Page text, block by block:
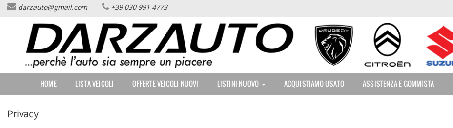
HOME
LISTA VEICOLI
OFFERTE VEICOLI NUOVI
darzauto@gmail.com +39 030 991 4773
HOME LISTA VEICOLI OFFERTE VEICOLI NUOVI LISTINI NUOVO ACQUISTIAMO USATO ASSISTENZA E GOMMISTA
Privacy
preferenze
consenso
Il
seguente
pannello
consente